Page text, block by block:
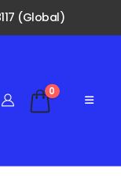
(Global)
0